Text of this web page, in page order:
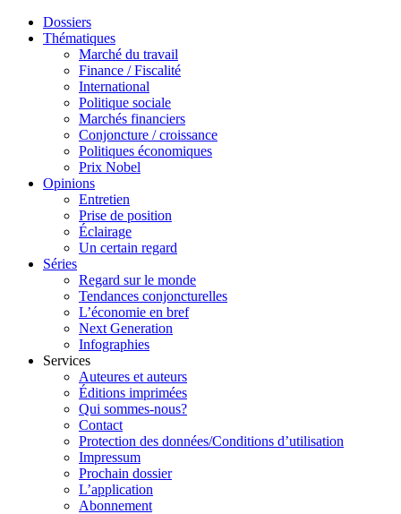
Dossiers
Thématiques
Marché du travail
Finance / Fiscalité
International
Politique sociale
Marchés financiers
Conjoncture / croissance
Politiques économiques
Prix Nobel
Opinions
Entretien
Prise de position
Éclairage
Un certain regard
Séries
Regard sur le monde
Tendances conjoncturelles
L’économie en bref
Next Generation
Infographies
Services
Auteures et auteurs
Éditions imprimées
Qui sommes-nous?
Contact
Protection des données/Conditions d’utilisation
Impressum
Prochain dossier
L’application
Abonnement